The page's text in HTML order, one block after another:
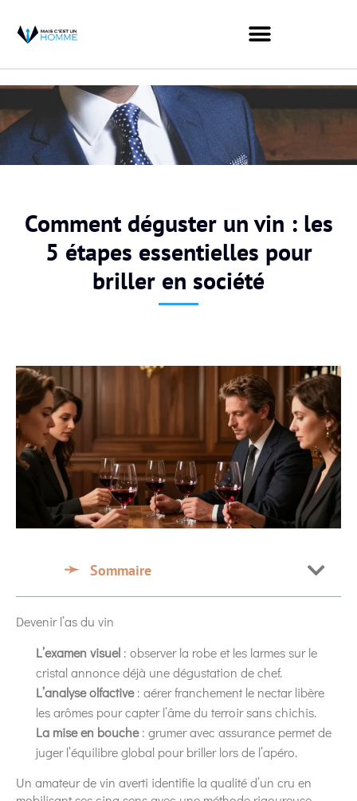
Comment déguster un vin : les
5 étapes essentielles pour
briller en société
Sommaire
Devenir l’as du vin
L’examen visuel : observer la robe et les larmes sur le
cristal annonce déjà une dégustation de chef.
L’analyse olfactive: aérer franchement le nectar libère
les arômes pour capter l’âme du terroir sans chichis.
La mise en bouche: grumer avec assurance permet de
juger l’équilibre global pour briller lors de l’apéro.
Un amateur de vin averti identifie la qualité d’un cru en